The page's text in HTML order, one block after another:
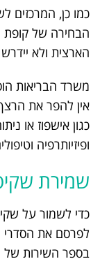
כמו כן, המרכזים
הבחירה של קופת
הארצית ולא
משרד הבריאות
אין להפר את
כגון אישפוז או
ופיזיותרפיה
שמירת
כדי לשמור על
לפרסם את הסדרי
בספר השירות של